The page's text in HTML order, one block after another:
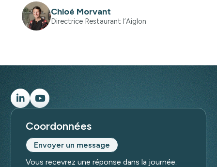
Chloé Morvant
Directrice Restaurant l’Aiglon
Coordonnées
Envoyer un message
Vous recevrez une réponse dans la journée.